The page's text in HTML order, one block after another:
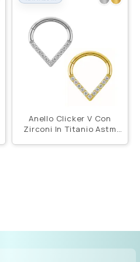
Anello Clicker V Con
Zirconi In Titanio Astm